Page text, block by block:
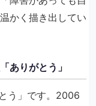
かく描き出してい
ありがとう」
う」です。2006